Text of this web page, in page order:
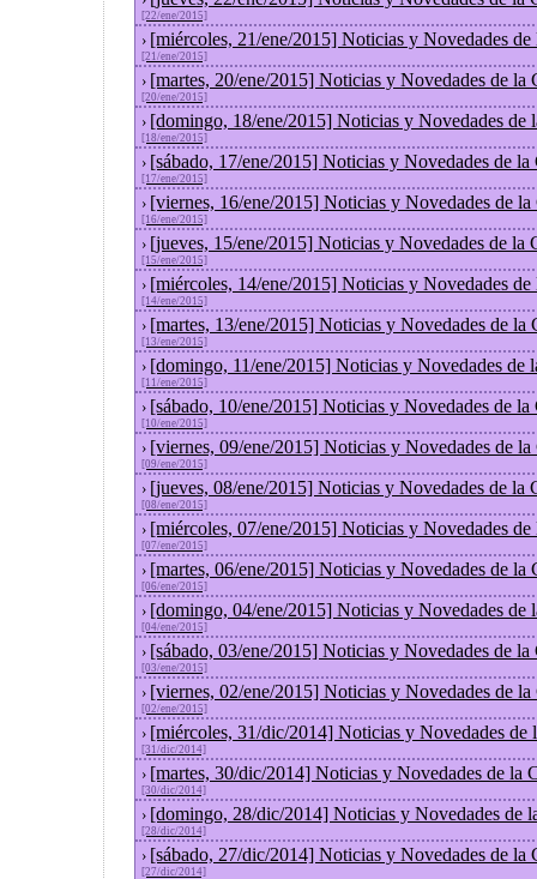
[22/ene/2015]
› [miércoles, 21/ene/2015] Noticias y Novedades
[21/ene/2015]
› [martes, 20/ene/2015] Noticias y Novedades de la
[20/ene/2015]
› [domingo, 18/ene/2015] Noticias y Novedades de
[18/ene/2015]
› [sábado, 17/ene/2015] Noticias y Novedades de la
[17/ene/2015]
› [viernes, 16/ene/2015] Noticias y Novedades de
[16/ene/2015]
› [jueves, 15/ene/2015] Noticias y Novedades de la
[15/ene/2015]
› [miércoles, 14/ene/2015] Noticias y Novedades
[14/ene/2015]
› [martes, 13/ene/2015] Noticias y Novedades de la
[13/ene/2015]
› [domingo, 11/ene/2015] Noticias y Novedades de
[11/ene/2015]
› [sábado, 10/ene/2015] Noticias y Novedades de la
[10/ene/2015]
› [viernes, 09/ene/2015] Noticias y Novedades de
[09/ene/2015]
› [jueves, 08/ene/2015] Noticias y Novedades de la
[08/ene/2015]
› [miércoles, 07/ene/2015] Noticias y Novedades
[07/ene/2015]
› [martes, 06/ene/2015] Noticias y Novedades de la
[06/ene/2015]
› [domingo, 04/ene/2015] Noticias y Novedades de
[04/ene/2015]
› [sábado, 03/ene/2015] Noticias y Novedades de la
[03/ene/2015]
› [viernes, 02/ene/2015] Noticias y Novedades de
[02/ene/2015]
› [miércoles, 31/dic/2014] Noticias y Novedades de
[31/dic/2014]
› [martes, 30/dic/2014] Noticias y Novedades de la
[30/dic/2014]
› [domingo, 28/dic/2014] Noticias y Novedades de
[28/dic/2014]
› [sábado, 27/dic/2014] Noticias y Novedades de la
[27/dic/2014]